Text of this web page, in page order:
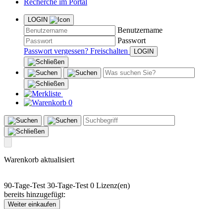
Recherche im Portal
LOGIN
Benutzername
Passwort
Passwort vergessen? Freischalten
0
Warenkorb aktualisiert
90-Tage-Test 30-Tage-Test 0 Lizenz(en)
bereits hinzugefügt:
Weiter einkaufen